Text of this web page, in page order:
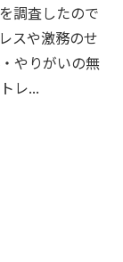
調査したので
スや激務のせ
やりがいの無
レ...